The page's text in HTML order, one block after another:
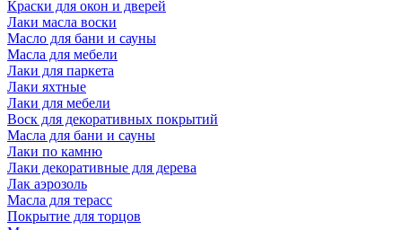
Краски для окон и дверей
Лаки масла воски
Масло для бани и сауны
Масла для мебели
Лаки для паркета
Лаки яхтные
Лаки для мебели
Воск для декоративных покрытий
Масла для бани и сауны
Лаки по камню
Лаки декоративные для дерева
Лак аэрозоль
Масла для терасс
Покрытие для торцов